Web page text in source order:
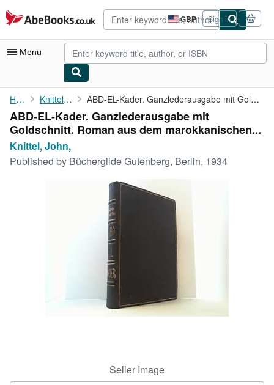
Skip to main content
AbeBooks.co.uk GBP
Site
shopping
preferences
Sign in
Menu
My Account
My Purchases
Advanced Search
Browse Collections
CLOSE
Home Knittel, John, ABD-EL-Kader. Ganzlederausgabe mit Goldschnitt. Roman aus dem ...
ABD-EL-Kader. Ganzlederausgabe mit
Goldschnitt. Roman aus dem marokkanischen...
Knittel, John,
Published by Büchergilde Gutenberg, Berlin, 1934
Seller Image